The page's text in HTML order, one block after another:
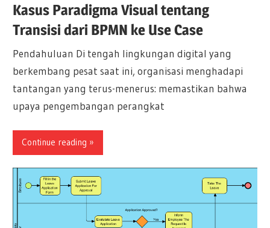
Kasus Paradigma Visual tentang
Transisi dari BPMN ke Use Case
Pendahuluan Di tengah lingkungan digital yang
berkembang pesat saat ini, organisasi menghadapi
tantangan yang terus-menerus: memastikan bahwa
upaya pengembangan perangkat
Continue reading